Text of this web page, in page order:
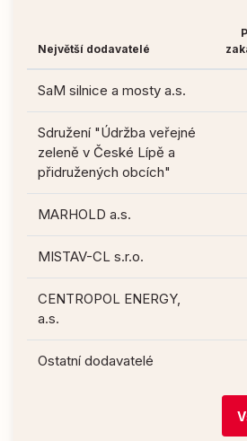
Největší dodavatelé
SaM silnice a mosty a.s.
Sdružení "Údržba veřejné
zeleně v České Lípě a
přidružených obcích"
MARHOLD a.s.
MISTAV-CL s.r.o.
CENTROPOL ENERGY,
a.s.
Ostatní dodavatelé